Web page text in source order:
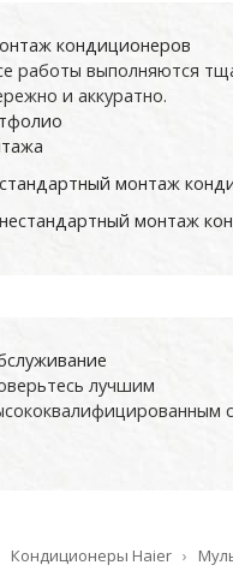
кондиционеров
работы выполняются
и аккуратно.
монтаж
монтаж
лучшим
Кондиционеры Haier